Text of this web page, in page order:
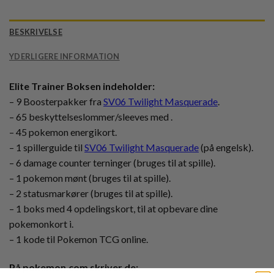
BESKRIVELSE
YDERLIGERE INFORMATION
Elite Trainer Boksen indeholder:
– 9 Boosterpakker fra SV06 Twilight Masquerade
– 65 beskyttelseslommer/sleeves med .
– 45 pokemon energikort.
– 1 spillerguide til SV06 Twilight Masquerade(på engelsk).
– 6 damage counter terninger (bruges til at spille).
– 1 pokemon mønt (bruges til at spille).
– 2 statusmarkører (bruges til at spille).
– 1 boks med 4 opdelingskort, til at opbevare dine
pokemonkort i.
– 1 kode til Pokemon TCG online.
På pokemon.com skriver de: